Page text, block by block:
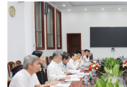
tỉnh; bà Phạm Thị Xuân Trang - Phó
Hữu Trí - Tỉnh ủy viên, Phó Trưởng
chuyên trách tỉnh; lãnh đạo các tổ
lãnh đạo các sở, ban, ngành tỉnh,
thành phố.